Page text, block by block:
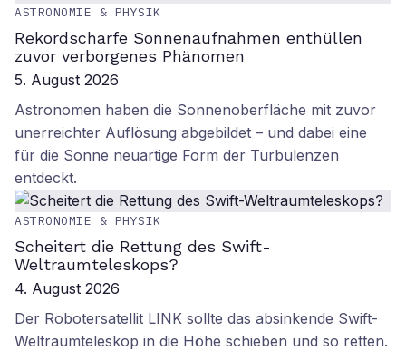
ASTRONOMIE & PHYSIK
Rekordscharfe Sonnenaufnahmen enthüllen
zuvor verborgenes Phänomen
5. August 2026
Astronomen haben die Sonnenoberfläche mit zuvor
unerreichter Auflösung abgebildet – und dabei eine
für die Sonne neuartige Form der Turbulenzen
entdeckt.
ASTRONOMIE & PHYSIK
Scheitert die Rettung des Swift-
Weltraumteleskops?
4. August 2026
Der Robotersatellit LINK sollte das absinkende Swift-
Weltraumteleskop in die Höhe schieben und so retten.